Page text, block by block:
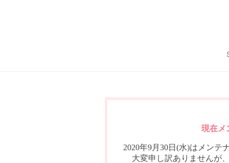
現在メ
2020年9月30日(水)はメンテ
大変申し訳ありませんが